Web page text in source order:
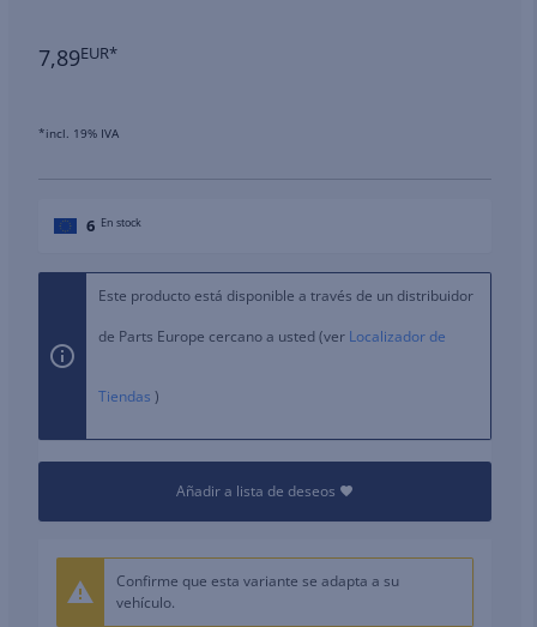
7,89EUR*
*incl. 19% IVA
6 En stock
Este producto está disponible a través de un distribuidor
de Parts Europe cercano a usted (ver Localizador de
Tiendas )
Añadir a lista de deseos
Confirme que esta variante se adapta a su
vehículo.